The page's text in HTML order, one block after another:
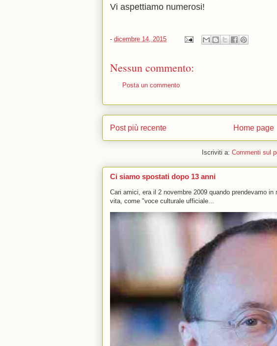
Vi aspettiamo numerosi!
- dicembre 14, 2015
Nessun commento:
Posta un commento
Post più recente Home page
Iscriviti a: Commenti sul
Ci siamo spostati dopo 13 anni
Cari amici, era il 2 novembre 2009 quando prendevamo
vita, come "voce culturale ufficiale...